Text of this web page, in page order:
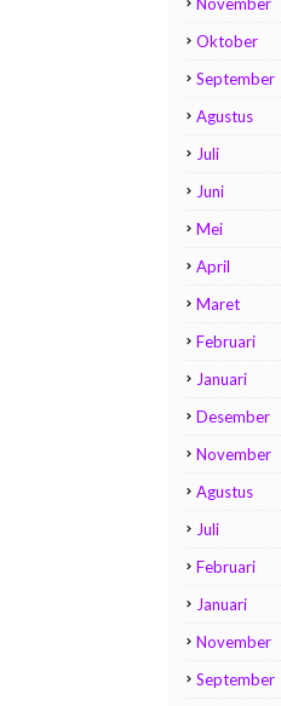
Oktober
September
Agustus
Juli
Juni
Mei
April
Maret
Februari
Januari
Desember
November
Agustus
Juli
Februari
Januari
November
September